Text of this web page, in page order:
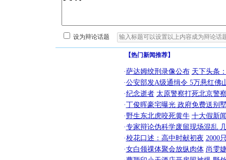
设为辩论话题
【热门新闻推荐】
·萨达姆绞刑录像公布 天下头条
·公安部发A级通缉令 5万悬红佛
·纪念逝者 太原警察打死北京警
·丁俊晖豪宅曝光 政府免费送别
·野生东北虎咬死黄牛 十大假新
·专家辩论伪科学废留现场混乱
·校花口述：高中时献初夜 2000
·女白领祼体聚会放纵肉体 尚雯